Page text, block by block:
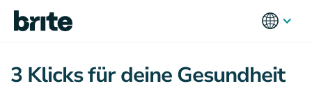
3 Klicks für deine Gesundheit